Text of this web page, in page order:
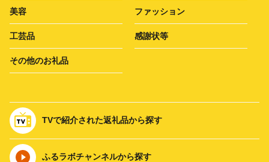
美容 ファッション
工芸品 感謝状等
その他のお礼品
TVで紹介された返礼品から探す
ふるラボチャンネルから探す